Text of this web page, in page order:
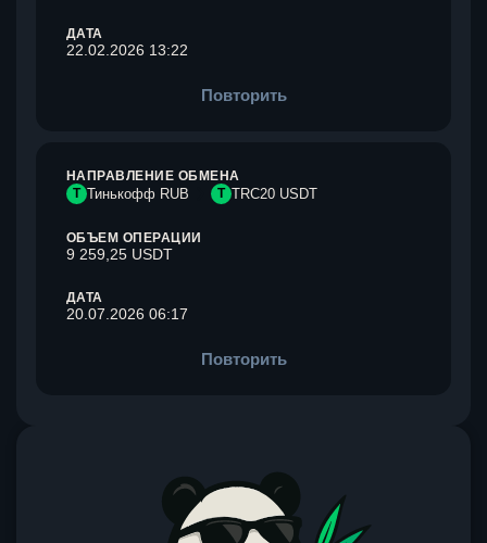
ДАТА
22.02.2026 13:22
Повторить
НАПРАВЛЕНИЕ ОБМЕНА
Т Тинькофф RUB T TRC20 USDT
ОБЪЕМ ОПЕРАЦИИ
9 259,25 USDT
ДАТА
20.07.2026 06:17
Повторить